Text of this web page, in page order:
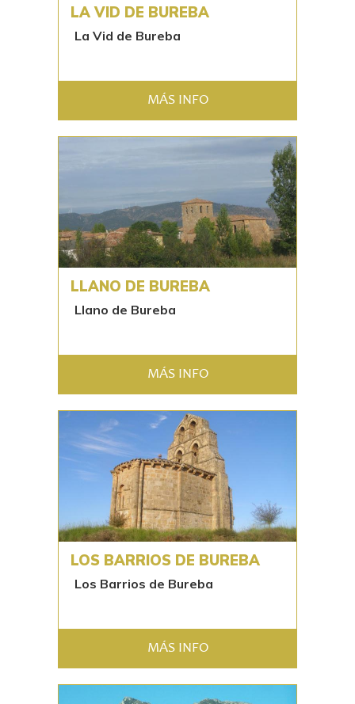
LA VID DE BUREBA
La Vid de Bureba
MÁS INFO
LLANO DE BUREBA
Llano de Bureba
MÁS INFO
LOS BARRIOS DE BUREBA
Los Barrios de Bureba
MÁS INFO